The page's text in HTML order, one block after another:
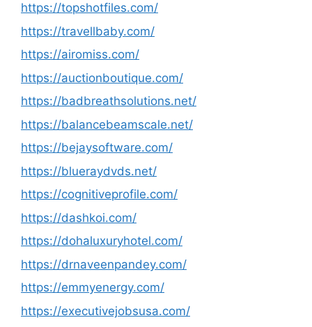
https://topshotfiles.com/
https://travellbaby.com/
https://airomiss.com/
https://auctionboutique.com/
https://badbreathsolutions.net/
https://balancebeamscale.net/
https://bejaysoftware.com/
https://blueraydvds.net/
https://cognitiveprofile.com/
https://dashkoi.com/
https://dohaluxuryhotel.com/
https://drnaveenpandey.com/
https://emmyenergy.com/
https://executivejobsusa.com/